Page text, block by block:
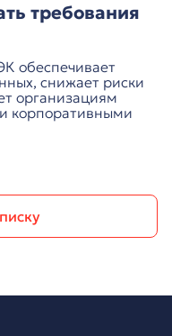
требования
обеспечивает
снижает риски
организациям
корпоративными